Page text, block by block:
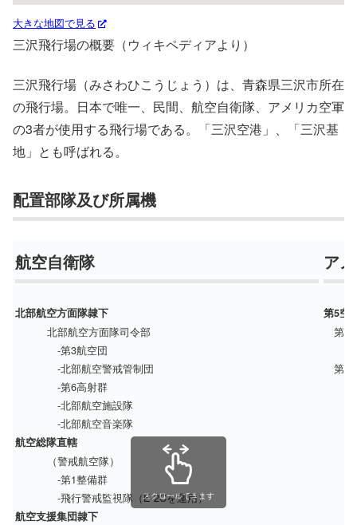
大きな地図で見る
三沢飛行場の概要（ウィキペディアより）
三沢飛行場（みさわひこうじょう）は、青森県三沢市所在
の飛行場。日本で唯一、民間、航空自衛隊、アメリカ空軍
の3者が使用する飛行場である。「三沢空港」、「三沢基
地」とも呼ばれる。
配置部隊及び所属機
航空自衛隊
北部航空方面隊隷下
北部航空方面隊司令部
-第3航空団
-北部航空警戒管制団
-第6高射群
-北部航空施設隊
-北部航空音楽隊
航空総隊直轄
（警戒航空隊）
-第1整備群
-飛行警戒監視隊（E-2Cを運用）
航空支援集団隷下
ア
第5空
第13
第14
スクロールできます